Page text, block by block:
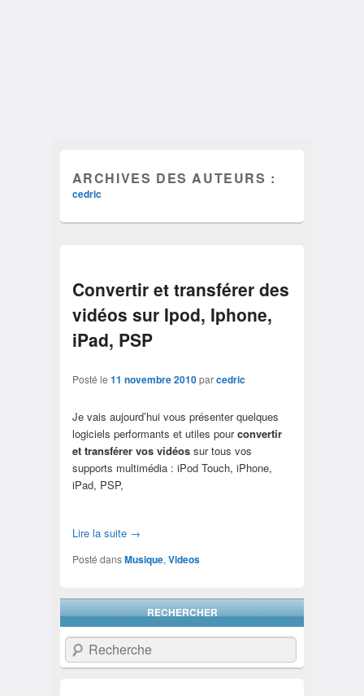
ARCHIVES DES AUTEURS :
cedric
Convertir et transférer des
vidéos sur Ipod, Iphone,
iPad, PSP
Posté le 11 novembre 2010parcedric
Je vais aujourd’hui vous présenter quelques
logiciels performants et utiles pourconvertir
et transférer vos vidéossur tous vos
supports multimédia : iPod Touch, iPhone,
iPad, PSP,
Lire la suite →
Posté dansMusique, Videos
RECHERCHER
Recherche